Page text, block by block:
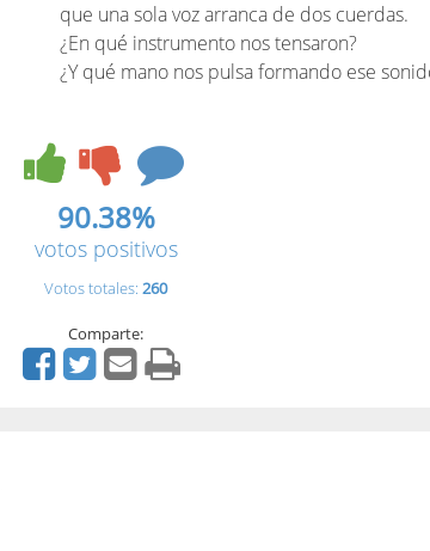
que una sola voz arranca de dos cuerdas.
¿En qué instrumento nos tensaron?
¿Y qué mano nos pulsa formando ese
90.38%
votos positivos
Votos totales:260
Comparte: